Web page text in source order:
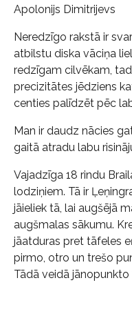
Apolonijs Dimitrijevs
Neredzīgo rakstā ir
atbilstu diska vāciņa
redzīgam cilvēkam,
precizitātes jēdziens
centies palīdzēt pēc
Man ir daudz nācies
gaitā atradu labu
Vajadzīga 18 rindu
lodziņiem. Tā ir
jāieliek tā, lai augšējā
augšmalas sākumu.
jāatduras pret tāfeles
pirmo, otro un trešo
Tādā veidā